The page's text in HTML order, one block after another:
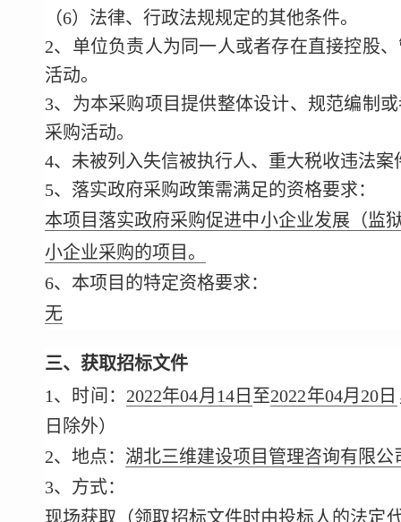
（6）法律、行政法规规定的其他条件。
2、单位负责人为同一人或者存在直接控股
活动。
3、为本采购项目提供整体设计、规范编制
采购活动。
4、未被列入失信被执行人、重大税收违法
5、落实政府采购政策需满足的资格要求：
本项目落实政府采购促进中小企业发展（监
小企业采购的项目。
6、本项目的特定资格要求：
无
三、获取招标文件
1、时间： 2022年04月14日 至2022年04月20日
日除外）
2、地点： 湖北三维建设项目管理咨询有限
3、方式：
现场获取（领取招标文件时由投标人的法定